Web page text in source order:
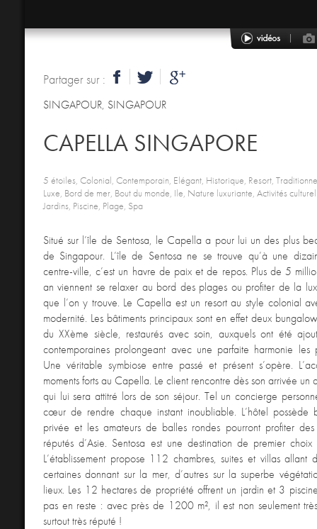
Partager sur :
SINGAPOUR, SINGAPOUR
CAPELLA SINGAPORE
5 étoiles, Colonial, Contemporain, Elégant, Historique, Resort,
Luxe, Bord de mer, Bout du monde, Ile, Nature luxuriante, Activités
Jardins, Piscine, Plage, Spa
Situé sur l’île de Sentosa, le Capella a pour lui un des plus
de Singapour. L’île de Sentosa ne se trouve qu’à une
centre-ville, c’est un havre de paix et de repos. Plus de 5
an viennent se relaxer au bord des plages ou profiter de la
que l’on y trouve. Le Capella est un resort au style colonial
modernité. Les bâtiments principaux sont en effet deux
du XXème siècle, restaurés avec soin, auxquels ont été
contemporaines prolongeant avec une parfaite harmonie les
Une véritable symbiose entre passé et présent s’opère.
moments forts au Capella. Le client rencontre dès son arrivée un
qui lui sera attitré lors de son séjour. Tel un concierge
cœur de rendre chaque instant inoubliable. L’hôtel possède
privée et les amateurs de balles rondes pourront profiter
réputés d’Asie. Sentosa est une destination de premier
L’établissement propose 112 chambres, suites et villas
certaines donnant sur la mer, d’autres sur la superbe
lieux. Les 12 hectares de propriété offrent un jardin et 3
pas en reste : avec près de 1200 m², il est non seulement
surtout très réputé !